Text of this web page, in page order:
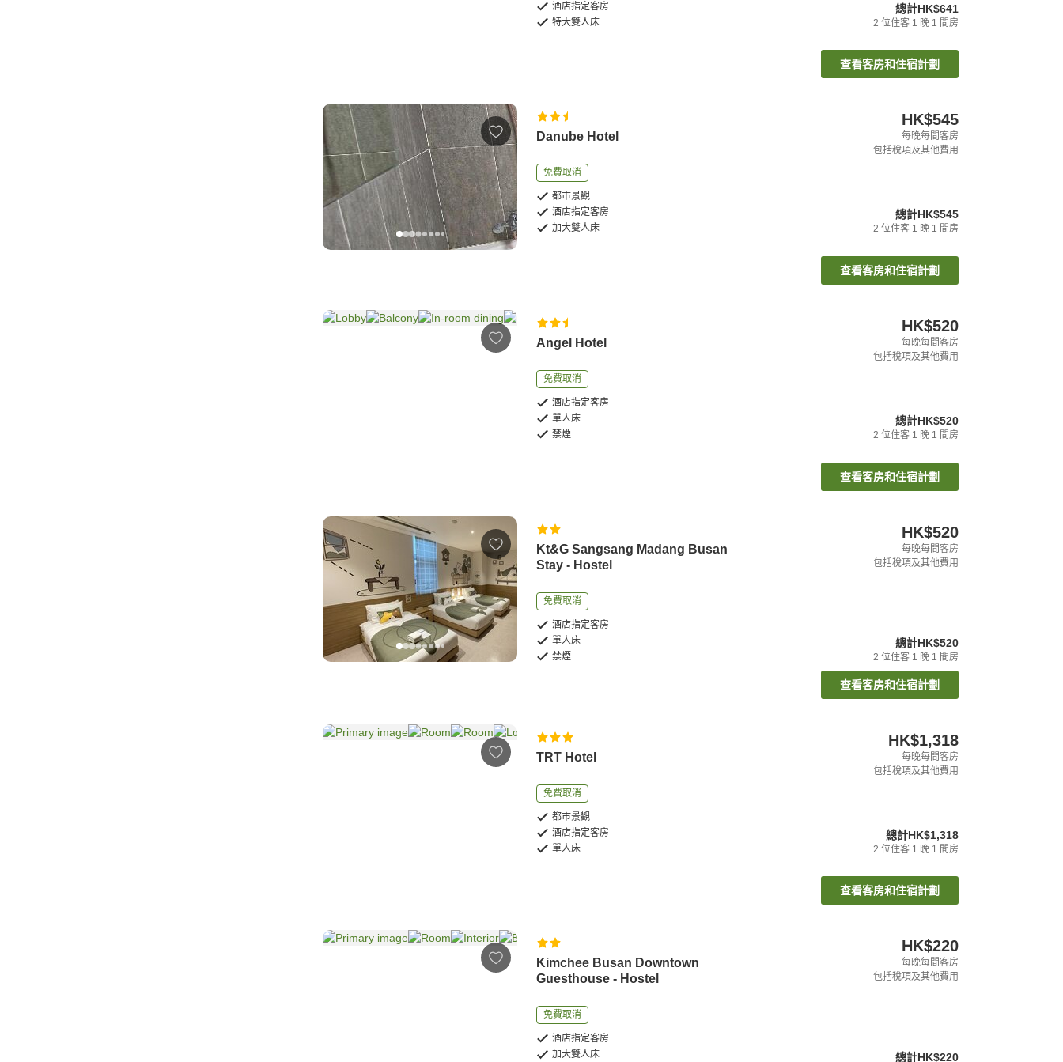
酒店指定客房
特大雙人床
總計HK$641
2 位住客 1 晚 1 間房
查看客房和住宿計劃
Danube Hotel
免費取消
都市景觀
酒店指定客房
加大雙人床
HK$545
每晚每間客房
包括稅項及其他費用
總計HK$545
2 位住客 1 晚 1 間房
查看客房和住宿計劃
Angel Hotel
免費取消
酒店指定客房
單人床
禁煙
HK$520
每晚每間客房
包括稅項及其他費用
總計HK$520
2 位住客 1 晚 1 間房
查看客房和住宿計劃
Kt&G Sangsang Madang Busan
Stay - Hostel
免費取消
酒店指定客房
單人床
禁煙
HK$520
每晚每間客房
包括稅項及其他費用
總計HK$520
2 位住客 1 晚 1 間房
查看客房和住宿計劃
TRT Hotel
免費取消
都市景觀
酒店指定客房
單人床
HK$1,318
每晚每間客房
包括稅項及其他費用
總計HK$1,318
2 位住客 1 晚 1 間房
查看客房和住宿計劃
Kimchee Busan Downtown
Guesthouse - Hostel
免費取消
酒店指定客房
加大雙人床
HK$220
每晚每間客房
包括稅項及其他費用
總計HK$220